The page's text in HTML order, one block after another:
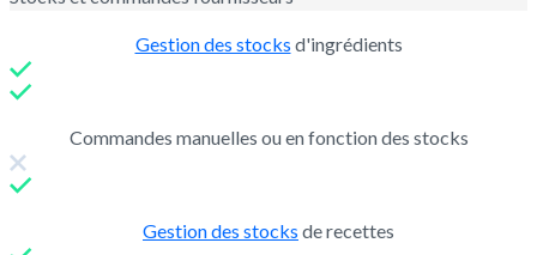
Gestion des stocks d'ingrédients
Commandes manuelles ou en fonction des stocks
Gestion des stocks de recettes